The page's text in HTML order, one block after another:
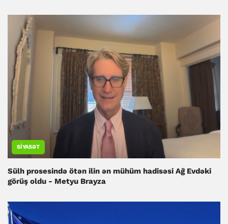
SIYASƏT
Sülh prosesində ötən ilin ən mühüm hadisəsi Ağ Evdəki
görüş oldu - Metyu Brayza